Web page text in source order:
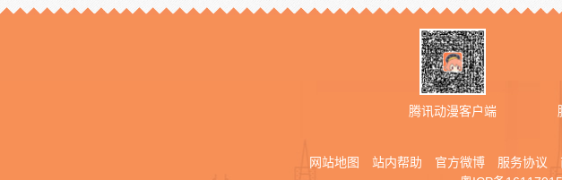
腾讯动漫客户端
网站地图 站内帮助 官方微博 服务协议